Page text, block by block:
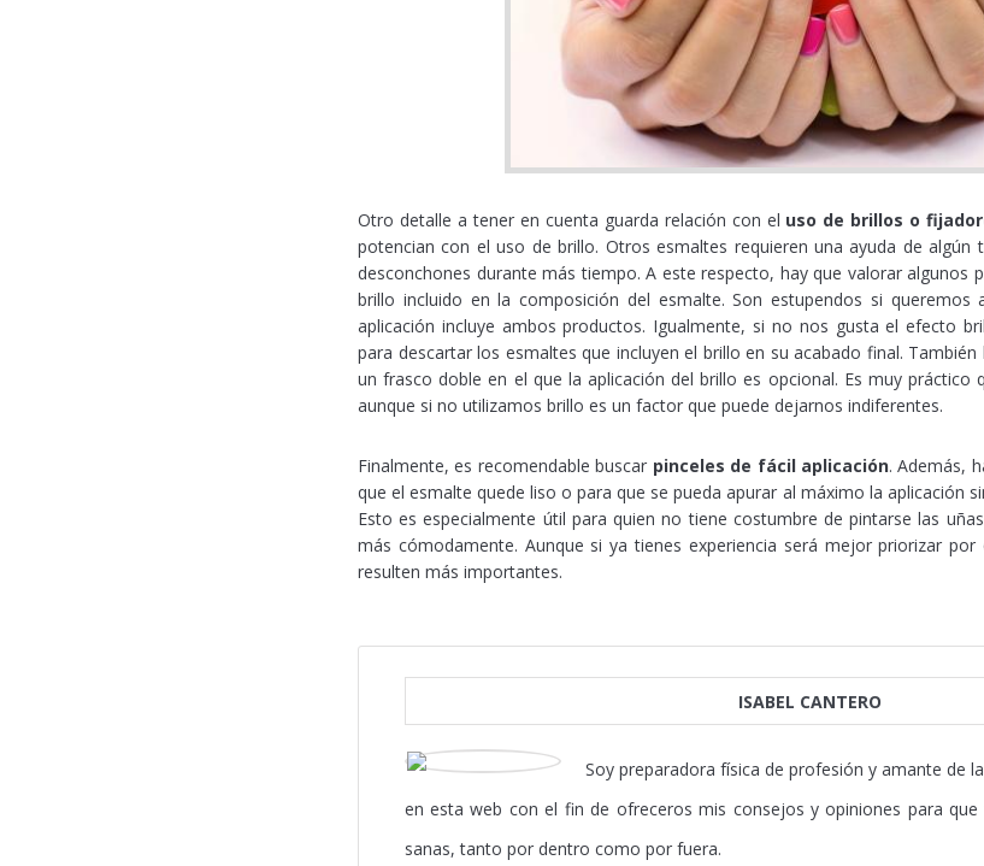
Otro detalle a tener en cuenta guarda relación con el uso de brillos o
potencian con el uso de brillo. Otros esmaltes requieren una ayuda de algún
desconchones durante más tiempo. A este respecto, hay que valorar algunos
brillo incluido en la composición del esmalte. Son estupendos si
aplicación incluye ambos productos. Igualmente, si no nos gusta el efecto
para descartar los esmaltes que incluyen el brillo en su acabado final.
un frasco doble en el que la aplicación del brillo es opcional. Es muy
aunque si no utilizamos brillo es un factor que puede dejarnos indiferentes.
Finalmente, es recomendable buscar pinceles de fácil aplicación. Además,
que el esmalte quede liso o para que se pueda apurar al máximo la aplicación
Esto es especialmente útil para quien no tiene costumbre de pintarse las
más cómodamente. Aunque si ya tienes experiencia será mejor priorizar
resulten más importantes.
ISABEL CANTERO
Soy preparadora física de profesión y amante de
en esta web con el fin de ofreceros mis consejos y opiniones para
sanas, tanto por dentro como por fuera.